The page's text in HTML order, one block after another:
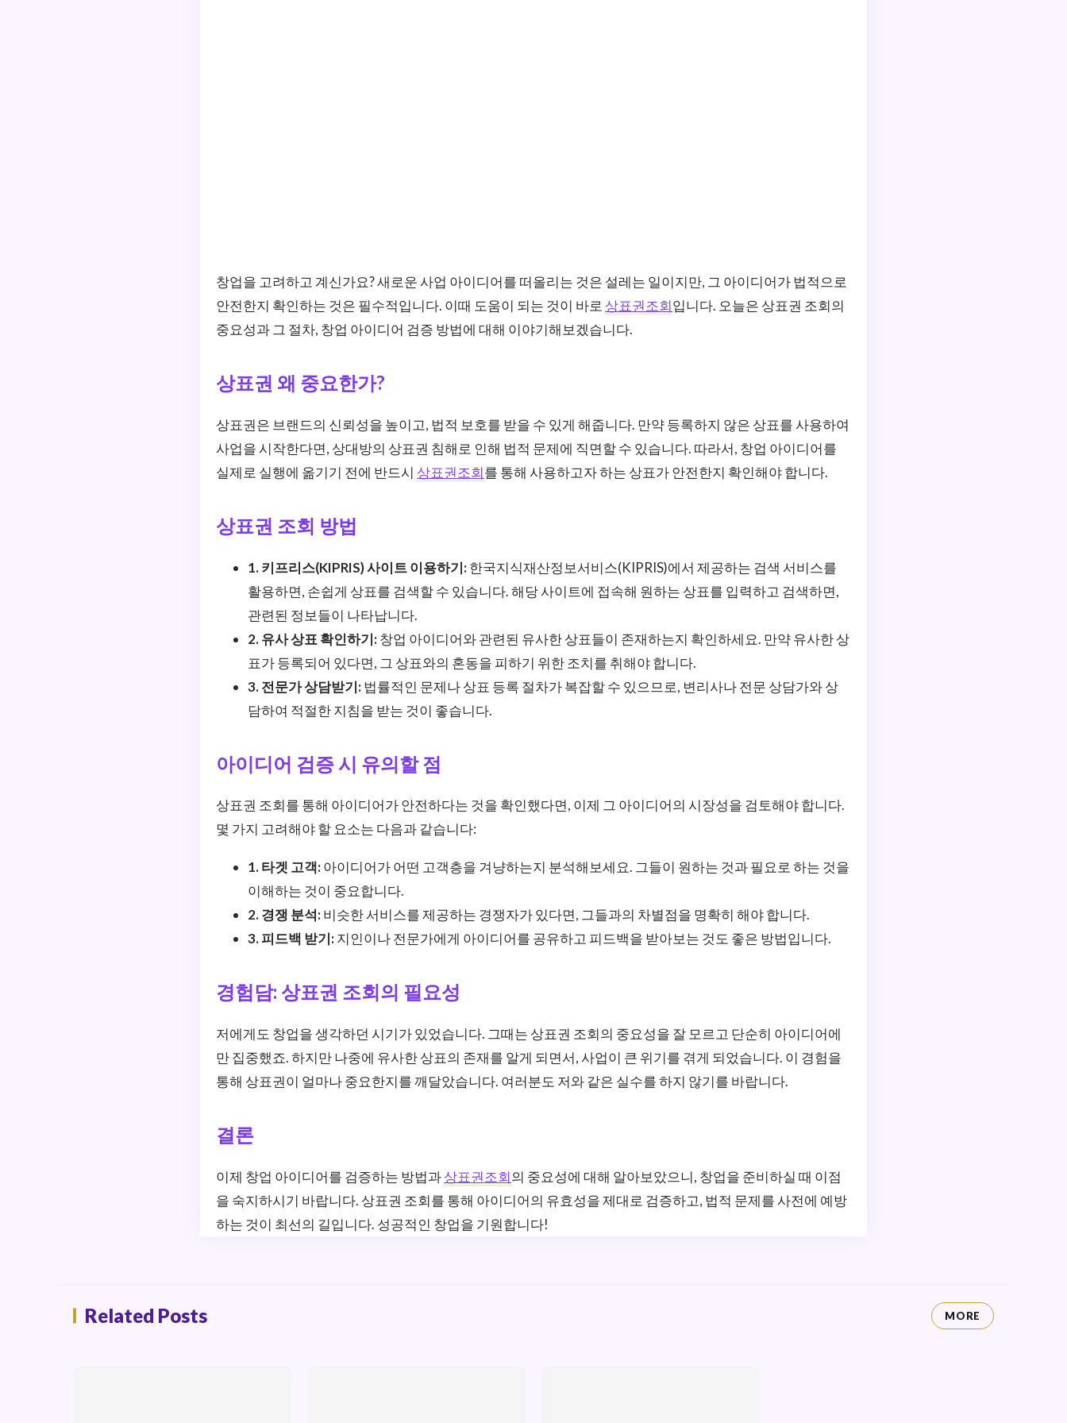
창업을 고려하고 계신가요? 새로운 사업 아이디어를 떠올리는 것은 설레는 일이지만, 그 아이디어가 법적으로
안전한지 확인하는 것은 필수적입니다. 이때 도움이 되는 것이 바로 상표권조회입니다. 오늘은 상표권 조회의
중요성과 그 절차, 창업 아이디어 검증 방법에 대해 이야기해보겠습니다.
상표권 왜 중요한가?
상표권은 브랜드의 신뢰성을 높이고, 법적 보호를 받을 수 있게 해줍니다. 만약 등록하지 않은 상표를 사용하여
사업을 시작한다면, 상대방의 상표권 침해로 인해 법적 문제에 직면할 수 있습니다. 따라서, 창업 아이디어를
실제로 실행에 옮기기 전에 반드시 상표권조회를 통해 사용하고자 하는 상표가 안전한지 확인해야 합니다.
상표권 조회 방법
1. 키프리스(KIPRIS) 사이트 이용하기: 한국지식재산정보서비스(KIPRIS)에서 제공하는 검색 서비스를
활용하면, 손쉽게 상표를 검색할 수 있습니다. 해당 사이트에 접속해 원하는 상표를 입력하고 검색하면,
관련된 정보들이 나타납니다.
2. 유사 상표 확인하기: 창업 아이디어와 관련된 유사한 상표들이 존재하는지 확인하세요. 만약 유사한 상
표가 등록되어 있다면, 그 상표와의 혼동을 피하기 위한 조치를 취해야 합니다.
3. 전문가 상담받기: 법률적인 문제나 상표 등록 절차가 복잡할 수 있으므로, 변리사나 전문 상담가와 상
담하여 적절한 지침을 받는 것이 좋습니다.
아이디어 검증 시 유의할 점
상표권 조회를 통해 아이디어가 안전하다는 것을 확인했다면, 이제 그 아이디어의 시장성을 검토해야 합니다.
몇 가지 고려해야 할 요소는 다음과 같습니다:
1. 타겟 고객: 아이디어가 어떤 고객층을 겨냥하는지 분석해보세요. 그들이 원하는 것과 필요로 하는 것을
이해하는 것이 중요합니다.
2. 경쟁 분석: 비슷한 서비스를 제공하는 경쟁자가 있다면, 그들과의 차별점을 명확히 해야 합니다.
3. 피드백 받기: 지인이나 전문가에게 아이디어를 공유하고 피드백을 받아보는 것도 좋은 방법입니다.
경험담: 상표권 조회의 필요성
저에게도 창업을 생각하던 시기가 있었습니다. 그때는 상표권 조회의 중요성을 잘 모르고 단순히 아이디어에
만 집중했죠. 하지만 나중에 유사한 상표의 존재를 알게 되면서, 사업이 큰 위기를 겪게 되었습니다. 이 경험을
통해 상표권이 얼마나 중요한지를 깨달았습니다. 여러분도 저와 같은 실수를 하지 않기를 바랍니다.
결론
이제 창업 아이디어를 검증하는 방법과상표권조회의 중요성에 대해 알아보았으니, 창업을 준비하실 때 이점
을 숙지하시기 바랍니다. 상표권 조회를 통해 아이디어의 유효성을 제대로 검증하고, 법적 문제를 사전에 예방
하는 것이 최선의 길입니다. 성공적인 창업을 기원합니다!
Related Posts MORE